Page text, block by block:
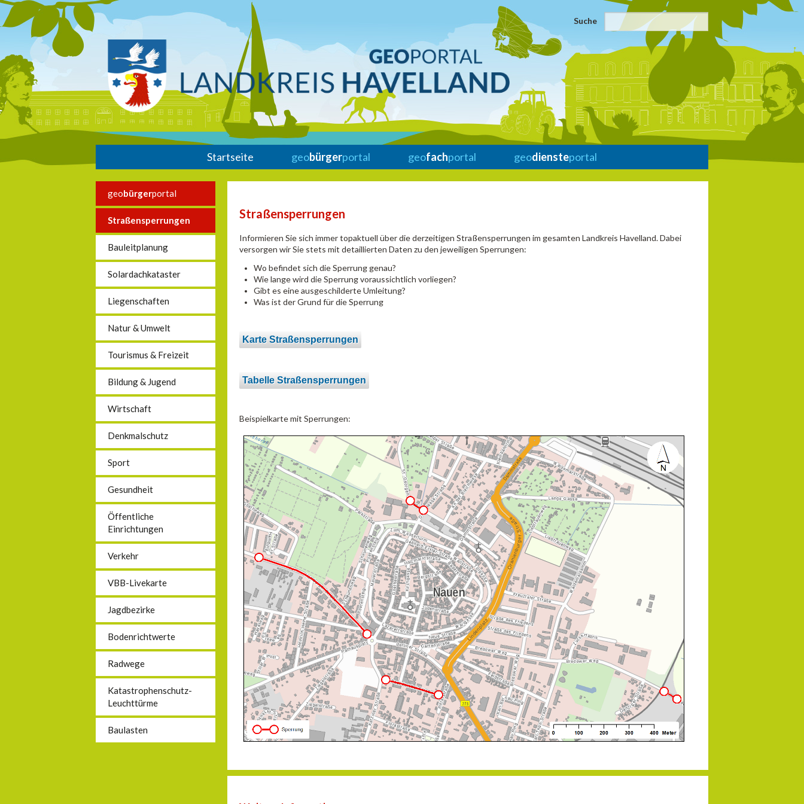
Suche
Startseite geobürgerportal geofachportal geodiensteportal
geobürgerportal
Straßensperrungen
Bauleitplanung
Solardachkataster
Liegenschaften
Natur & Umwelt
Tourismus & Freizeit
Bildung & Jugend
Wirtschaft
Denkmalschutz
Sport
Gesundheit
Öffentliche
Einrichtungen
Verkehr
VBB-Livekarte
Jagdbezirke
Bodenrichtwerte
Radwege
Katastrophenschutz-
Leuchttürme
Baulasten
Straßensperrungen
Informieren Sie sich immer topaktuell über die derzeitigen Straßensperrungen im gesamten Landkreis Havelland. Dabei
versorgen wir Sie stets mit detaillierten Daten zu den jeweiligen Sperrungen:
Wo befindet sich die Sperrung genau?
Wie lange wird die Sperrung voraussichtlich vorliegen?
Gibt es eine ausgeschilderte Umleitung?
Was ist der Grund für die Sperrung
Karte Straßensperrungen
Tabelle Straßensperrungen
Beispielkarte mit Sperrungen: